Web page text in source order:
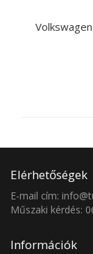
Elérhetőségek
E-mail cím:
Műszaki kérdés:
Információk